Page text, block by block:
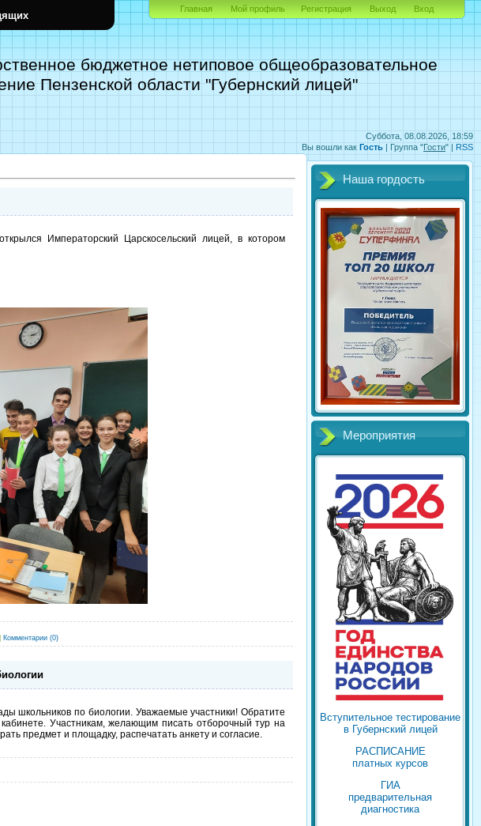
Суббота, 08.08.2026, 18:59
Вы вошли как Гость | Группа "Гости" | RSS
бюджетное нетиповое общеобразовательное
Пензенской области "Губернский лицей"
Главная Мой профиль Регистрация Выход Вход
Императорский Царскосельский лицей, в котором
Комментарии (0)
школьников по биологии. Уважаемые участники! Обратите
Участникам, желающим писать отборочный тур на
предмет и площадку, распечатать анкету и согласие.
Наша гордость
Мероприятия
Вступительное тестирование
в Губернский лицей
РАСПИСАНИЕ
платных курсов
ГИА
предварительная
диагностика